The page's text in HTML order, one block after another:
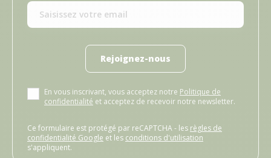
Rejoignez-nous
En vous inscrivant, vous acceptez notre Politique de
confidentialité et acceptez de recevoir notre newsletter.
Ce formulaire est protégé par reCAPTCHA - les règles de
confidentialité Google et les conditions d'utilisation
s'appliquent.